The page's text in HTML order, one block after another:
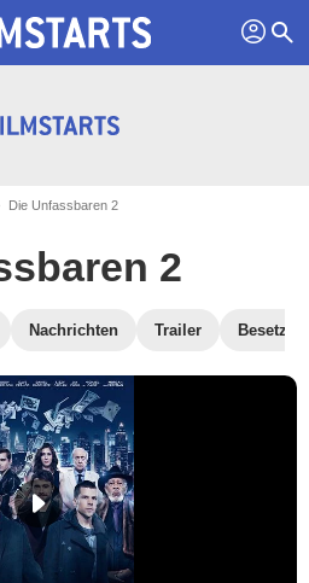
profil search
Die Unfassbaren 2
2
Nachrichten Trailer